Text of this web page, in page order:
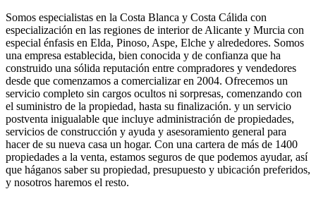
Somos especialistas en la Costa Blanca y Costa Cálida con
especialización en las regiones de interior de Alicante y Murcia con
especial énfasis en Elda, Pinoso, Aspe, Elche y alrededores. Somos
una empresa establecida, bien conocida y de confianza que ha
construido una sólida reputación entre compradores y vendedores
desde que comenzamos a comercializar en 2004. Ofrecemos un
servicio completo sin cargos ocultos ni sorpresas, comenzando con
el suministro de la propiedad, hasta su finalización. y un servicio
postventa inigualable que incluye administración de propiedades,
servicios de construcción y ayuda y asesoramiento general para
hacer de su nueva casa un hogar. Con una cartera de más de 1400
propiedades a la venta, estamos seguros de que podemos ayudar, así
que háganos saber su propiedad, presupuesto y ubicación preferidos,
y nosotros haremos el resto.